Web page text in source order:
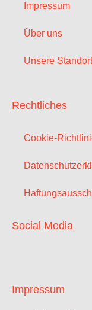
Impressum
Über uns
Unsere
Rechtliches
Cookie-
Social Media
Impressum